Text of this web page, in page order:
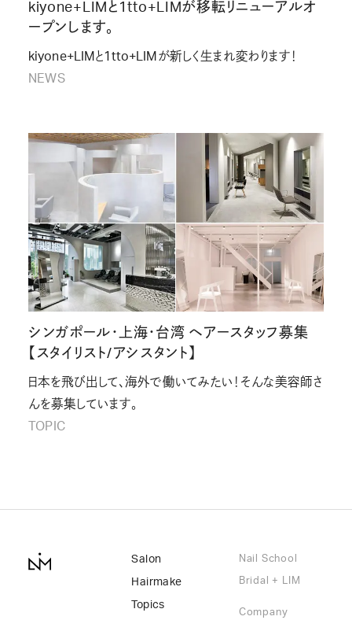
kiyone+LIMと1tto+LIMが移転リニューアルオ
ープンします。
kiyone+LIMと1tto+LIMが新しく生まれ変わります！
NEWS
シンガポール・上海・台湾 ヘアースタッフ募集
【スタイリスト/アシスタント】
日本を飛び出して、海外で働いてみたい！そんな美容師さ
んを募集しています。
TOPIC
Salon
Hairmake
Topics
Nail School
Bridal + LIM
Company